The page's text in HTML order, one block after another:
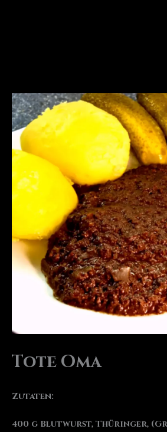
Tote Oma
Zutaten:
400 g Blutwurst, Thüringer,